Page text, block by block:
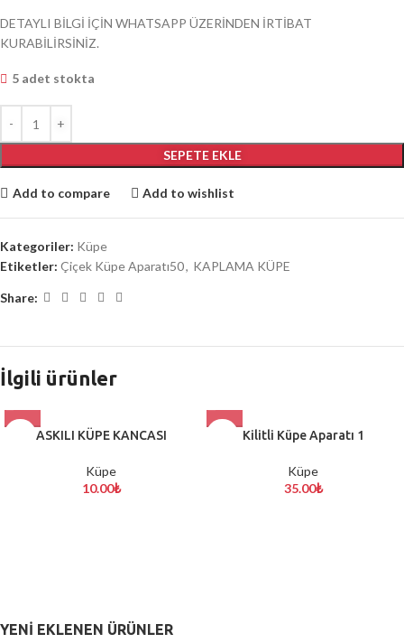
DETAYLI BİLGİ İÇİN WHATSAPP ÜZERİNDEN İRTİBAT
KURABİLİRSİNİZ.
5 adet stokta
SEPETE EKLE
Add to compare Add to wishlist
Kategoriler: Küpe
Etiketler: Çiçek Küpe Aparatı50, KAPLAMA KÜPE
Share:
İlgili ürünler
ASKILI KÜPE KANCASI
Küpe
10.00₺
Kilitli Küpe Aparatı 1
Küpe
35.00₺
YENI EKLENEN ÜRÜNLER